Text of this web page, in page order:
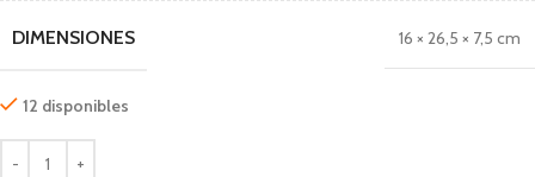
DIMENSIONES 16 × 26,5 × 7,5 cm
12 disponibles